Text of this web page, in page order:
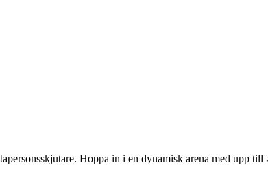
Hoppa in i en dynamisk arena med upp